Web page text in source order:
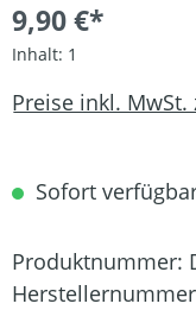
9,90 €*
Inhalt: 1
Preise inkl. MwSt.
Sofort
Produktnummer: